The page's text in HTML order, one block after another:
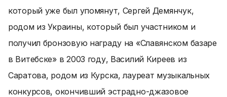
который уже был упомянут, Сергей Демянчук,
родом из Украины, который был участником и
получил бронзовую награду на «Славянском базаре
в Витебске» в 2003 году, Василий Киреев из
Саратова, родом из Курска, лауреат музыкальных
конкурсов, окончивший эстрадно-джазовое